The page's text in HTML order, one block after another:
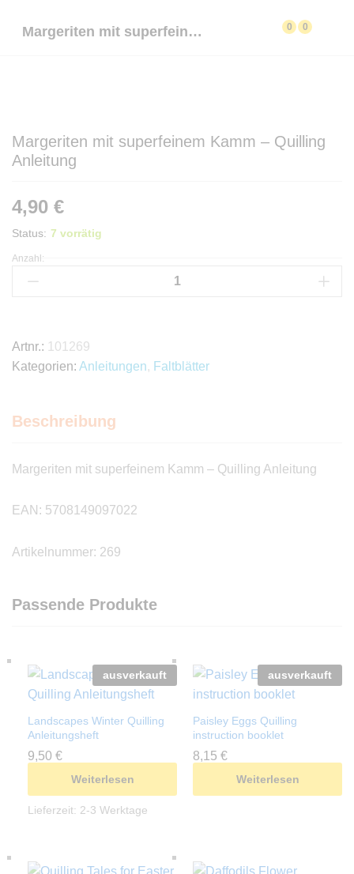
Margeriten mit superfeinem Kamm – Quilling Anleitung 0 0
Margeriten mit superfeinem Kamm – Quilling
Anleitung
4,90 €
Status: 7 vorrätig
Margeriten
-
Quilling
Anzahl:
Artnr.: 101269
Kategorien: Anleitungen, Faltblätter
Beschreibung
Margeriten mit superfeinem Kamm – Quilling Anleitung
EAN: 5708149097022
Artikelnummer: 269
Passende Produkte
ausverkauft
Landscapes Winter Quilling
Anleitungsheft
9,50 €
Weiterlesen
Lieferzeit: 2-3 Werktage
ausverkauft
Paisley Eggs Quilling
instruction booklet
8,15 €
Weiterlesen